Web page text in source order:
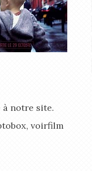
à notre site.
voirfilm